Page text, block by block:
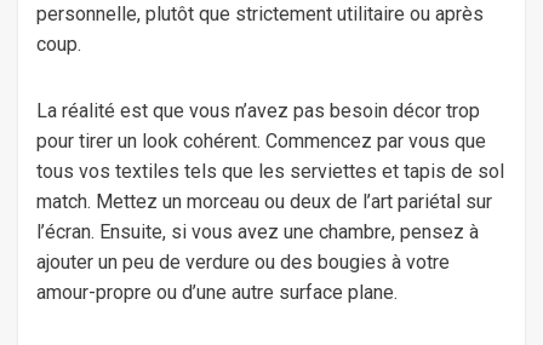
personnelle, plutôt que strictement utilitaire ou après
coup.
La réalité est que vous n’avez pas besoin décor trop
pour tirer un look cohérent. Commencez par vous que
tous vos textiles tels que les serviettes et tapis de sol
match. Mettez un morceau ou deux de l’art pariétal sur
l’écran. Ensuite, si vous avez une chambre, pensez à
ajouter un peu de verdure ou des bougies à votre
amour-propre ou d’une autre surface plane.